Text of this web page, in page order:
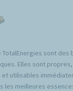
TotalEnergies sont des
Elles sont
utilisables
les meilleures